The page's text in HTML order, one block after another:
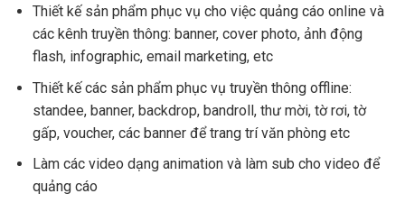
Thiết kế sản phẩm phục vụ cho việc quảng cáo online và
các kênh truyền thông: banner, cover photo, ảnh động
flash, infographic, email marketing, etc
Thiết kế các sản phẩm phục vụ truyền thông offline:
standee, banner, backdrop, bandroll, thư mời, tờ rơi, tờ
gấp, voucher, các banner để trang trí văn phòng etc
Làm các video dạng animation và làm sub cho video để
quảng cáo